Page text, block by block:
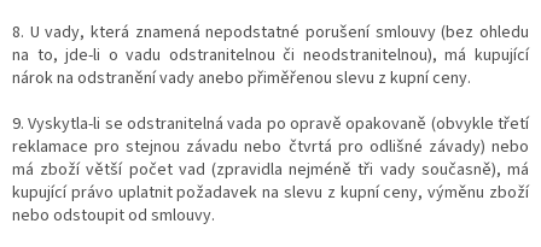
8. U vady, která znamená nepodstatné porušení smlouvy (bez ohledu
na to, jde-li o vadu odstranitelnou či neodstranitelnou), má kupující
nárok na odstranění vady anebo přiměřenou slevu z kupní ceny.
9. Vyskytla-li se odstranitelná vada po opravě opakovaně (obvykle třetí
reklamace pro stejnou závadu nebo čtvrtá pro odlišné závady) nebo
má zboží větší počet vad (zpravidla nejméně tři vady současně), má
kupující právo uplatnit požadavek na slevu z kupní ceny, výměnu zboží
nebo odstoupit od smlouvy.